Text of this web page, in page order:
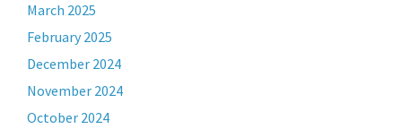
March 2025
February 2025
December 2024
November 2024
October 2024